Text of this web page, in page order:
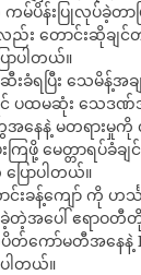
ပိန်းပြုလုပ်ခဲ့တာဖ
ည်း တောင်းဆိုချ
ာပါတယ်။
ခံရပြီး သေမိန့်အခ
င် ပထမဆုံး သေဒဏ်
ေအနေနဲ့ မတရား
ကြဖို့ မေတ္တာရပ်ခံခ
ြောပါတယ်။
င်းခန့်ကျော် ကို ဟင်္
အပေါ် ဧရာဝတီတို
ကော်မတီအနေနဲ့
ါတယ်။